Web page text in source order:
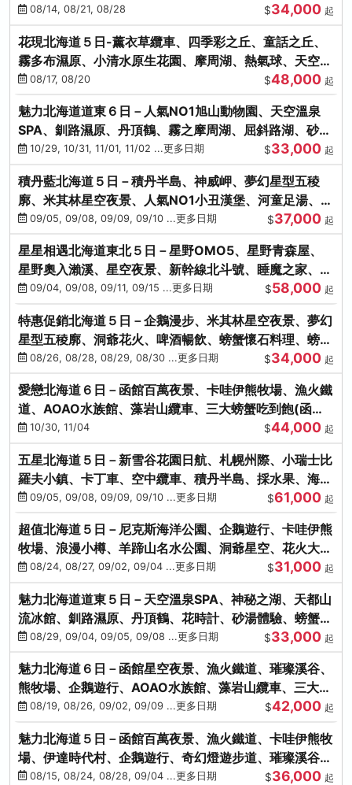
轉塔08/14, 08/21, 08/28 $34,000 起
花現北海道５日-薰衣草纜車、四季彩之丘、童話之丘、
霧多布濕原、小清水原生花園、摩周湖、熱氣球、天空溫
泉SPA、螃蟹吃到飽
08/17, 08/20 $48,000 起
魅力北海道道東６日－人氣NO1旭山動物園、天空溫泉
SPA、釧路濕原、丹頂鶴、霧之摩周湖、屈斜路湖、砂湯
體驗10/29, 10/31, 11/01, 11/02 ...更多日期 $33,000 起
積丹藍北海道５日－積丹半島、神威岬、夢幻星型五稜
廓、米其林星空夜景、人氣NO1小丑漢堡、河童足湯、奇
幻燈遊步道、璀璨溪谷
09/05, 09/08, 09/09, 09/10 ...更多日期 $37,000 起
星星相遇北海道東北５日－星野OMO5、星野青森屋、
星野奧入瀨溪、星空夜景、新幹線北斗號、睡魔之家、十
和田湖(不進免稅店)
09/04, 09/08, 09/11, 09/15 ...更多日期 $58,000 起
特惠促銷北海道５日－企鵝漫步、米其林星空夜景、夢幻
星型五稜廓、洞爺花火、啤酒暢飲、螃蟹懷石料理、螃蟹
吃到飽
08/26, 08/28, 08/29, 08/30 ...更多日期 $34,000 起
愛戀北海道６日－函館百萬夜景、卡哇伊熊牧場、漁火鐵
道、AOAO水族館、藻岩山纜車、三大螃蟹吃到飽(函館/
千歲)
10/30, 11/04 $44,000 起
五星北海道５日－新雪谷花園日航、札幌州際、小瑞士比
羅夫小鎮、卡丁車、空中纜車、積丹半島、採水果、海鮮
和牛螃蟹放題
09/05, 09/08, 09/09, 09/10 ...更多日期 $61,000 起
超值北海道５日－尼克斯海洋公園、企鵝遊行、卡哇伊熊
牧場、浪漫小樽、羊蹄山名水公園、洞爺星空、花火大
會、螃蟹懷石料理
08/24, 08/27, 09/02, 09/04 ...更多日期 $31,000 起
魅力北海道道東５日－天空溫泉SPA、神秘之湖、天都山
流冰館、釧路濕原、丹頂鶴、花時計、砂湯體驗、螃蟹吃
到飽08/29, 09/04, 09/05, 09/08 ...更多日期 $33,000 起
魅力北海道６日－函館星空夜景、漁火鐵道、璀璨溪谷、
熊牧場、企鵝遊行、AOAO水族館、藻岩山纜車、三大螃
蟹吃到飽
08/19, 08/26, 09/02, 09/09 ...更多日期 $42,000 起
魅力北海道５日－函館百萬夜景、漁火鐵道、卡哇伊熊牧
場、伊達時代村、企鵝遊行、奇幻燈遊步道、璀璨溪谷、
人氣NO1小丑漢堡
08/15, 08/24, 08/28, 09/04 ...更多日期 $36,000 起